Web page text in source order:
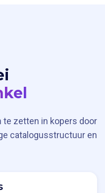
te zetten in kopers door
catalogusstructuur en